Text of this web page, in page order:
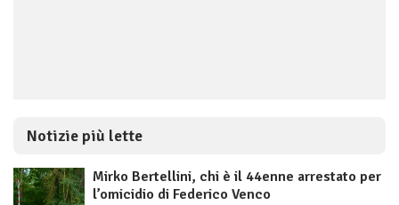
Notizie più lette
Mirko Bertellini, chi è il 44enne arrestato per
l’omicidio di Federico Venco